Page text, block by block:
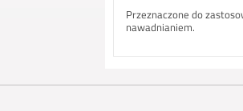
Przeznaczone do
nawadnianiem.